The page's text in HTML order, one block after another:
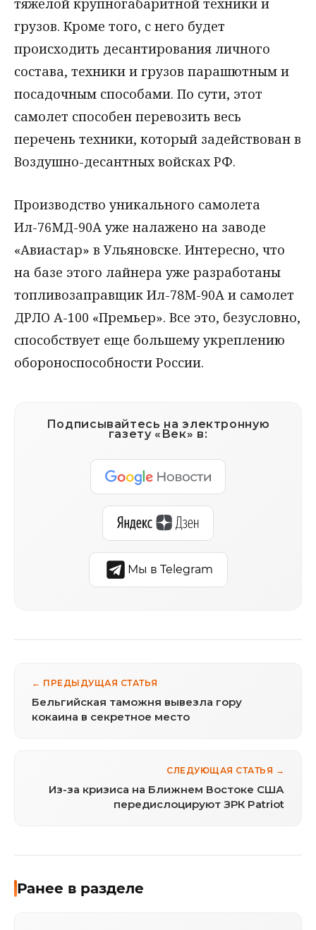
тяжелой крупногабаритной техники и
грузов. Кроме того, с него будет
происходить десантирования личного
состава, техники и грузов парашютным и
посадочным способами. По сути, этот
самолет способен перевозить весь
перечень техники, который задействован в
Воздушно-десантных войсках РФ.
Производство уникального самолета
Ил-76МД-90А уже налажено на заводе
«Авиастар» в Ульяновске. Интересно, что
на базе этого лайнера уже разработаны
топливозаправщик Ил-78М-90А и самолет
ДРЛО А-100 «Премьер». Все это, безусловно,
способствует еще большему укреплению
обороноспособности России.
Подписывайтесь на электронную
газету «Век» в:
Мы в Telegram
← ПРЕДЫДУЩАЯ СТАТЬЯ
Бельгийская таможня вывезла гору
кокаина в секретное место
СЛЕДУЮЩАЯ СТАТЬЯ →
Из-за кризиса на Ближнем Востоке США
передислоцируют ЗРК Patriot
Ранее в разделе